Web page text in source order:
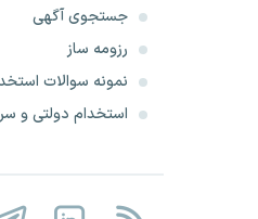
مشهد
هرمزگان
جستجوی آگهی
رزومه ساز
نمونه سوالات
استخدام دولتی و